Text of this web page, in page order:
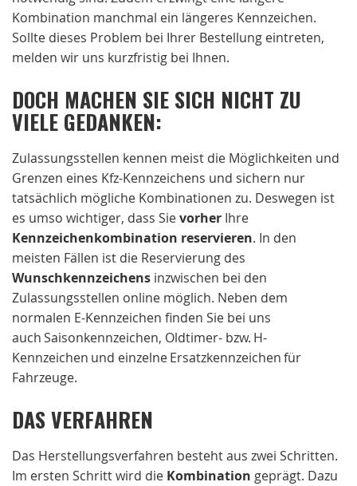
Kombination manchmal ein längeres Kennzeichen.
Sollte dieses Problem bei Ihrer Bestellung eintreten,
melden wir uns kurzfristig bei Ihnen.
DOCH MACHEN SIE SICH NICHT ZU
VIELE GEDANKEN:
Zulassungsstellen kennen meist die Möglichkeiten und
Grenzen eines Kfz-Kennzeichens und sichern nur
tatsächlich mögliche Kombinationen zu. Deswegen ist
es umso wichtiger, dass Sievorher Ihre
Kennzeichenkombination reservieren. In den
meisten Fällen ist die Reservierung des
Wunschkennzeichens inzwischen bei den
Zulassungsstellen online möglich. Neben dem
normalen E-Kennzeichen finden Sie bei uns
auch Saisonkennzeichen, Oldtimer- bzw. H-
Kennzeichen und einzelne Ersatzkennzeichen für
Fahrzeuge.
DAS VERFAHREN
Das Herstellungsverfahren besteht aus zwei Schritten.
Im ersten Schritt wird die Kombination geprägt. Dazu